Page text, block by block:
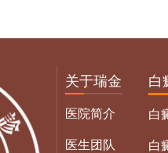
关于瑞金
医院简介
医生团队
白
白
白